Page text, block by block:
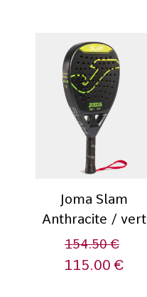
Joma Slam
Anthracite / vert
154.50€
115.00€